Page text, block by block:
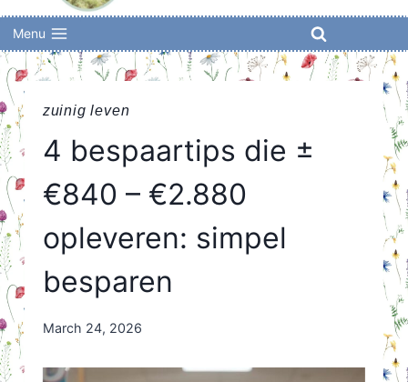
Menu
zuinig leven
4 bespaartips die ±
€840 – €2.880
opleveren: simpel
besparen
By
Orriëns
March 24, 2026